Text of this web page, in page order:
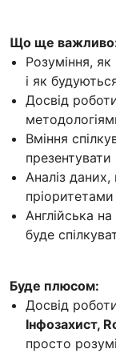
Що ще
Розуміння,
і як
Досвід
Вміння
презентувати
Аналіз
Англійська на
буде
Буде плюсом:
Досвід
Інфозахист,
просто